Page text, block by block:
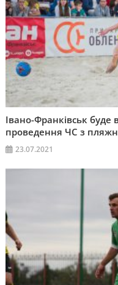
Івано-Франківськ
проведення ЧС з
23.07.2021